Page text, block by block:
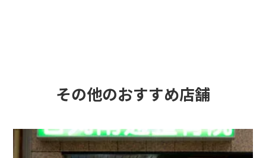
その他のおすすめ店舗